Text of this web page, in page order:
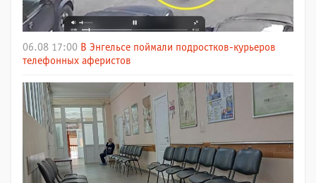
06.08 17:00 В Энгельсе поймали подростков-курьеров
телефонных аферистов